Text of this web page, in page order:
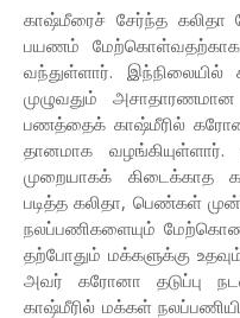
காஷ்மீரைச் சேர்ந்த
பயணம்
வந்துள்ளார். இந்நிலையில்
முழுவதும்
பணத்தைக் காஷ்மீரில்
தானமாக
முறையாகக் கிடைக்காத
படித்த கலிதா, பெண்கள்
நலப்பணிகளையும்
தற்போதும் மக்களுக்கு
அவர் கரோனா தடுப்பு
காஷ்மீரில் மக்கள்